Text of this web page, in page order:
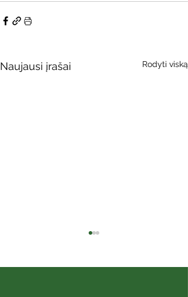
Naujausi įrašai Rodyti viską